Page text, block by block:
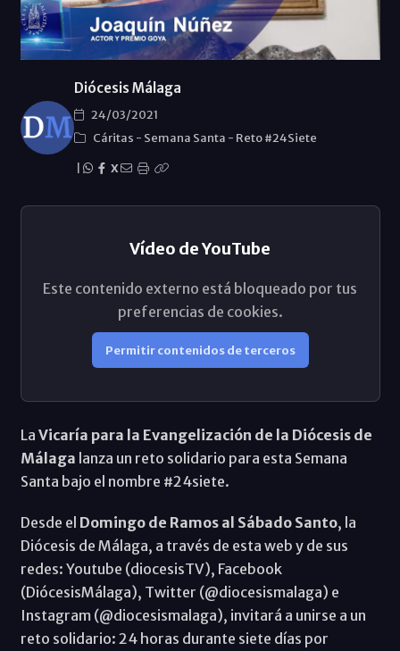
Diócesis Málaga
24/03/2021
Cáritas - Semana Santa - Reto #24Siete
X
Vídeo de YouTube
Este contenido externo está bloqueado por tus
preferencias de cookies.
Permitir contenidos de terceros
La Vicaría para la Evangelización de la Diócesis de
Málaga lanza un reto solidario para esta Semana
Santa bajo el nombre #24siete.
Desde el Domingo de Ramos al Sábado Santo, la
Diócesis de Málaga, a través de esta web y de sus
redes: Youtube (diocesisTV), Facebook
(DiócesisMálaga), Twitter (@diocesismalaga) e
Instagram (@diocesismalaga), invitará a unirse a un
reto solidario: 24 horas durante siete días por